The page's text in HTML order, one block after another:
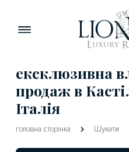
ексклюзивна
продаж в
Італія
головна сторінка Шукати